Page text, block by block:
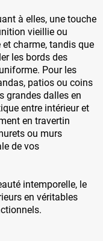
à elles, une touche
vieillie ou
charme, tandis que
les bords des
Pour les
patios ou coins
grandes dalles en
entre intérieur et
en travertin
ou murs
de vos
intemporelle, le
en véritables